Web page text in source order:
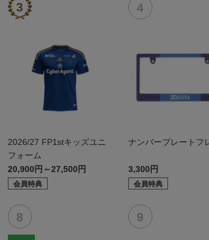
2026/27 FP1stキッズユニ
フォーム
20,900円～27,500円
会員特典
ナンバープレートフ
3,300円
会員特典